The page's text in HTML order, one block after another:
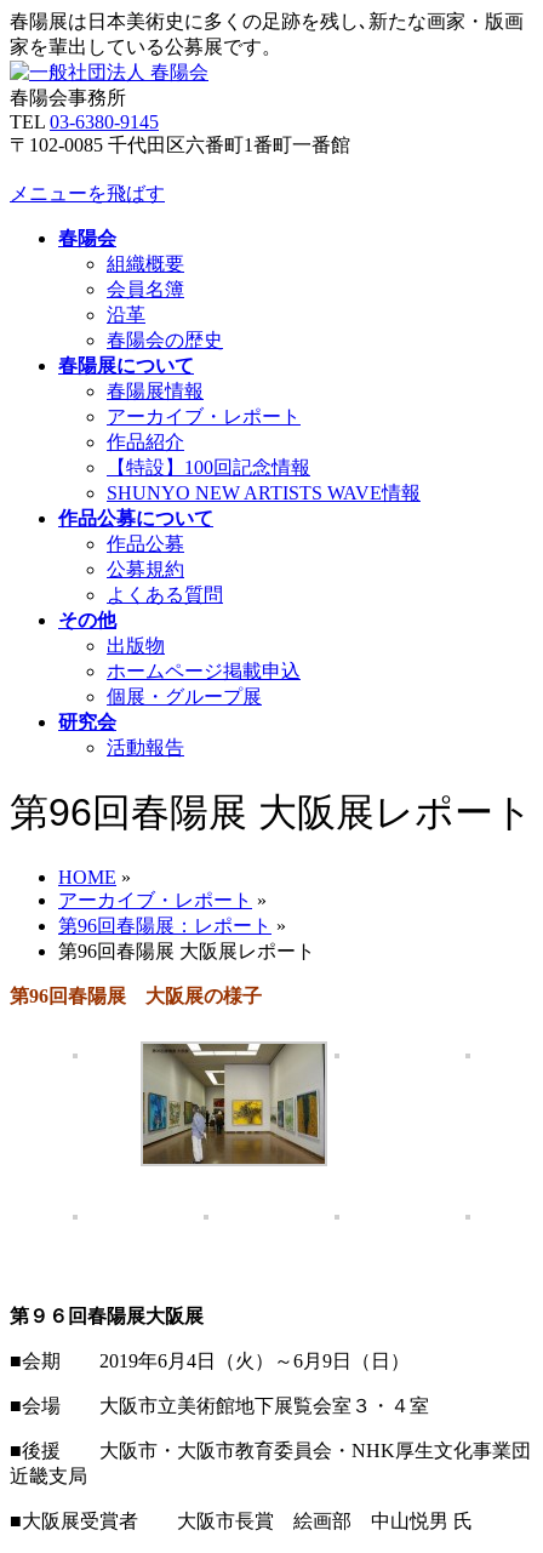
春陽展は日本美術史に多くの足跡を残し､新たな画家・版画
家を輩出している公募展です。
春陽会事務所
TEL 03-6380-9145
〒102-0085 千代田区六番町1番町一番館
メニューを飛ばす
春陽会
組織概要
会員名簿
沿革
春陽会の歴史
春陽展について
春陽展情報
アーカイブ・レポート
作品紹介
【特設】100回記念情報
SHUNYO NEW ARTISTS WAVE情報
作品公募について
作品公募
公募規約
よくある質問
その他
出版物
ホームページ掲載申込
個展・グループ展
研究会
活動報告
第96回春陽展 大阪展レポート
HOME »
アーカイブ・レポート »
第96回春陽展：レポート »
第96回春陽展 大阪展レポート
第96回春陽展 大阪展の様子
第９６回春陽展大阪展
■会期 2019年6月4日（火）～6月9日（日）
■会場 大阪市立美術館地下展覧会室３・４室
■後援 大阪市・大阪市教育委員会・NHK厚生文化事業団
近畿支局
■大阪展受賞者 大阪市長賞 絵画部 中山悦男 氏